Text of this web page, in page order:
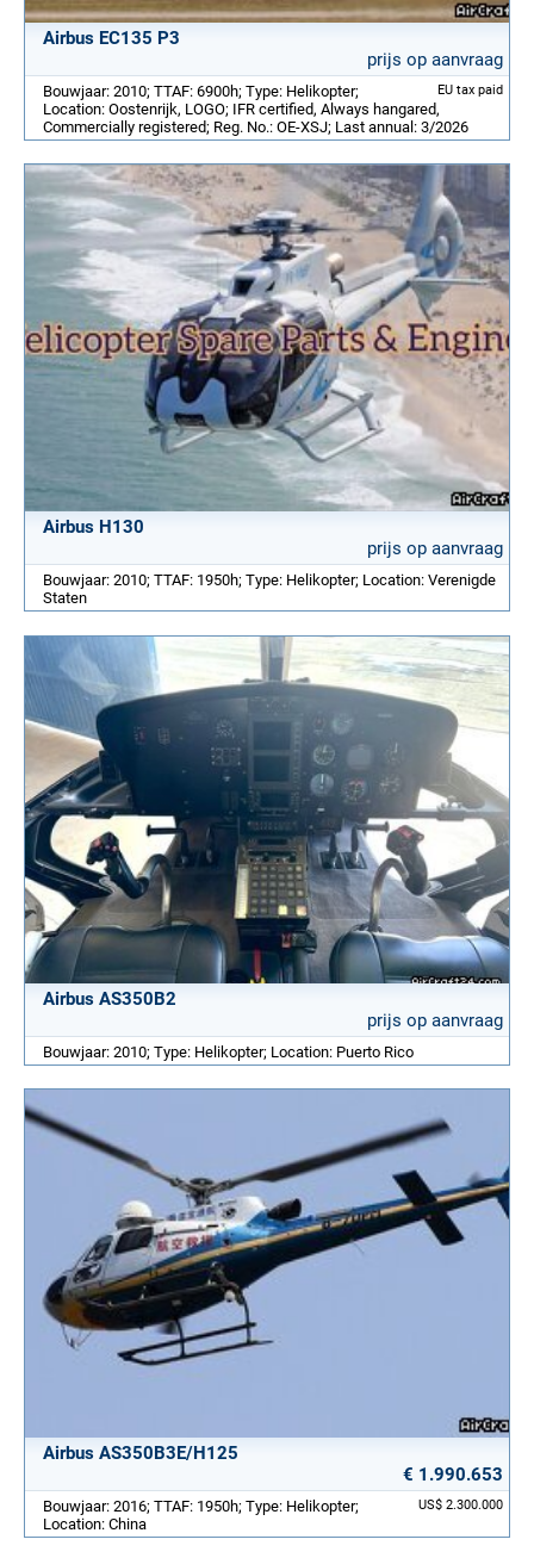
Airbus EC135 P3
prijs op aanvraag
EU tax paid
Bouwjaar: 2010; TTAF: 6900h; Type: Helikopter;
Location: Oostenrijk, LOGO; IFR certified, Always hangared,
Commercially registered; Reg. No.: OE-XSJ; Last annual: 3/2026
Airbus H130
prijs op aanvraag
Bouwjaar: 2010; TTAF: 1950h; Type: Helikopter; Location: Verenigde
Staten
Airbus AS350B2
prijs op aanvraag
Bouwjaar: 2010; Type: Helikopter; Location: Puerto Rico
Airbus AS350B3E/H125
€ 1.990.653
US$ 2.300.000
Bouwjaar: 2016; TTAF: 1950h; Type: Helikopter;
Location: China